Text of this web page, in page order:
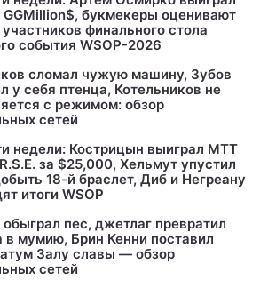
GGMillion$, букмекеры оценивают
финального стола
события WSOP-2026
сломал чужую машину, Зубов
у себя птенца, Котельников не
с режимом: обзор
сетей
недели: Кострицын выиграл МТТ
за $25,000, Хельмут упустил
18-й браслет, Диб и Негреану
итоги WSOP
обыграл пес, джетлаг превратил
в мумию, Брин Кенни поставил
Залу славы — обзор
сетей